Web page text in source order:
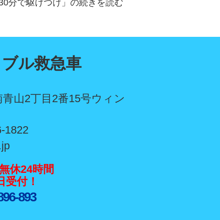
分で駆けつけ」の続きを読む
ル救急車
山2丁目2番15号ウィン
1822
休24時間
受付！
893